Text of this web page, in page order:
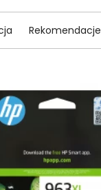
Rekomendacje